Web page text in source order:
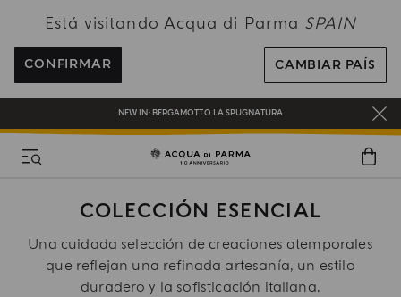
Está visitando Acqua di Parma SPAIN
CONFIRMAR CAMBIAR PAÍS
ENVÍO GRATUITO EN PEDIDOS SUPERIORES A 120€
REGÍSTRATE Y DISFRUTA DE UN MUNDO DE BENEFICIOS
REGALO EN TODOS LOS PEDIDOS SUPERIORES A 180€
NEW IN: BERGAMOTTO LA SPUGNATURA
COLECCIÓN ESENCIAL
Una cuidada selección de creaciones atemporales
que reflejan una refinada artesanía, un estilo
duradero y la sofisticación italiana.